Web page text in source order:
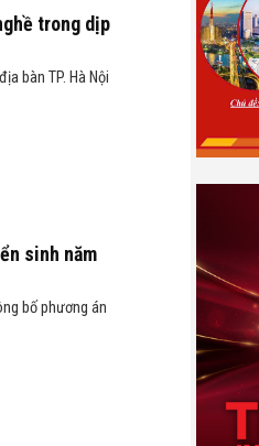
trong dịp
bàn TP. Hà Nội
sinh năm
bố phương án